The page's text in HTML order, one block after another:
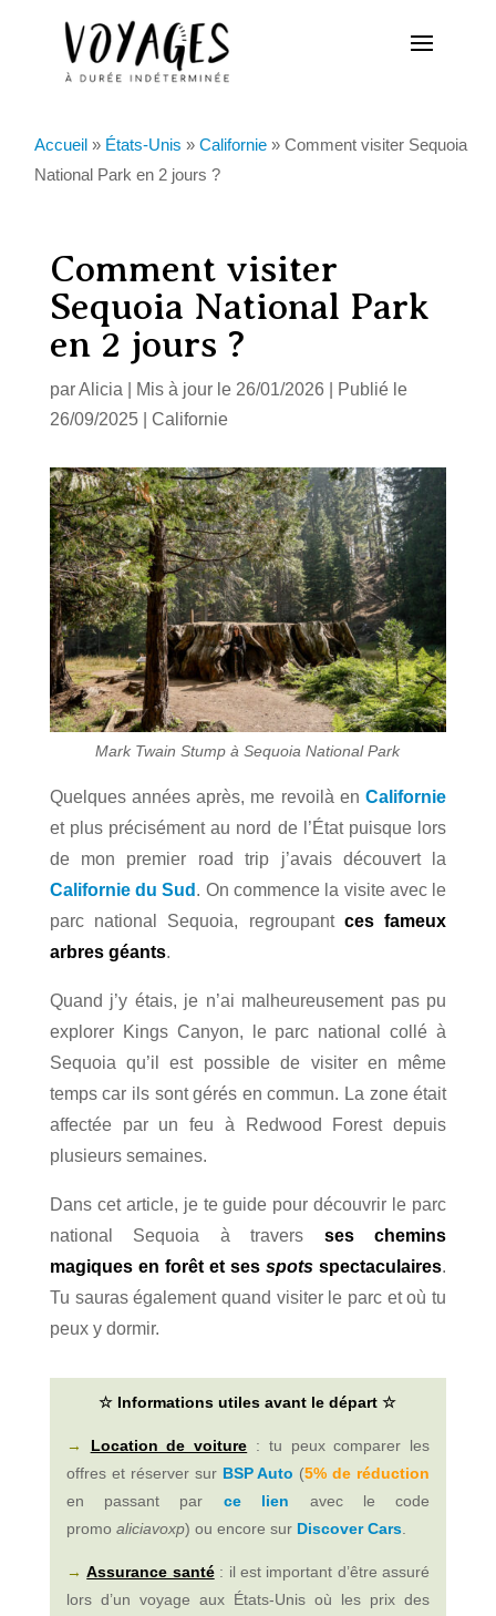
Accueil » États-Unis »Californie »Comment visiter Sequoia
National Park en 2 jours ?
Comment visiter
Sequoia National Park
en 2 jours ?
parAlicia
Mis à jour le 26/01/2026 | Publié le
26/09/2025| Californie
Mark Twain Stump à Sequoia National Park
Quelques années après, me revoilà enCalifornie
et plus précisément au nord de l’État puisque lors
de mon premier road trip j’avais découvert la
Californie du Sud . On commence la visite avec le
parc national Sequoia, regroupant ces fameux
arbres géants.
Quand j’y étais, je n’ai malheureusement pas pu
explorer Kings Canyon, le parc national collé à
Sequoia qu’il est possible de visiter en même
temps car ils sont gérés en commun. La zone était
affectée par un feu à Redwood Forest depuis
plusieurs semaines.
Dans cet article, je te guide pour découvrir le parc
national Sequoia à travers ses chemins
magiques en forêt et sesspots spectaculaires.
Tu sauras également quand visiter le parc et où tu
peux y dormir.
☆ Informations utiles avant le départ ☆
→ Location de voiture : tu peux comparer les
offres et réserver sur BSP Auto (5% de réduction
en passant par ce lien
avec le code
promo aliciavoxp) ou encore sur Discover Cars.
→ Assurance santé: il est important d’être assuré
lors d’un voyage aux États-Unis où les prix des